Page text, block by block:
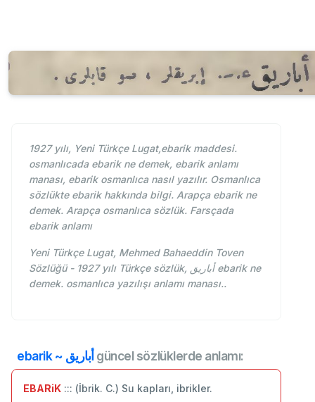
1927 yılı, Yeni Türkçe Lugat,ebarik maddesi.
osmanlıcada ebarik ne demek, ebarik anlamı
manası, ebarik osmanlıca nasıl yazılır. Osmanlıca
sözlükte ebarik hakkında bilgi. Arapça ebarik ne
demek. Arapça osmanlıca sözlük. Farsçada
ebarik anlamı
Yeni Türkçe Lugat, Mehmed Bahaeddin Toven
Sözlüğü - 1927 yılı Türkçe sözlük, أباريق ebarik ne
demek. osmanlıca yazılışı anlamı manası..
ebarik ~ أباريق güncel sözlüklerde anlamı:
EBARiK ::: (İbrik. C.) Su kapları, ibrikler.